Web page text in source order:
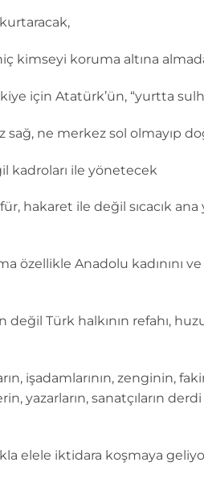
hiç kimseyi koruma altına
için Atatürk’ün, “yurtta
sağ, ne merkez sol olmayıp
kadroları ile yönetecek
hakaret ile değil sıcacık
özellikle Anadolu kadınını
değil Türk halkının refahı,
işadamlarının, zenginin,
yazarların, sanatçıların
elele iktidara koşmaya